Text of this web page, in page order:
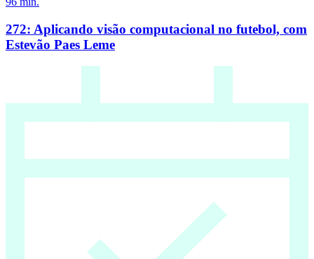
272: Aplicando visão computacional no futebol, com
Estevão Paes Leme